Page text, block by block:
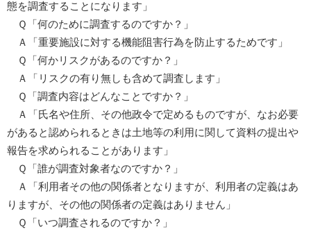
態を調査することになります」
Ｑ「何のために調査するのですか？」
Ａ「重要施設に対する機能阻害行為を防止するためです」
Ｑ「何かリスクがあるのですか？」
Ａ「リスクの有り無しも含めて調査します」
Ｑ「調査内容はどんなことですか？」
Ａ「氏名や住所、その他政令で定めるものですが、なお必要
があると認められるときは土地等の利用に関して資料の提出や
報告を求められることがあります」
Ｑ「誰が調査対象者なのですか？」
Ａ「利用者その他の関係者となりますが、利用者の定義はあ
りますが、その他の関係者の定義はありません」
Ｑ「いつ調査されるのですか？」